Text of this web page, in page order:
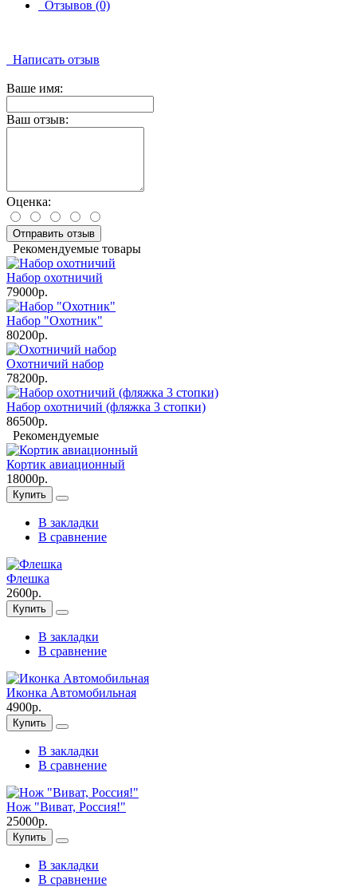
Отзывов (0)
Написать отзыв
Ваше имя:
Ваш отзыв:
Оценка:
Отправить отзыв
Рекомендуемые товары
Набор охотничий
79000р.
Набор "Охотник"
80200р.
Охотничий набор
78200р.
Набор охотничий (фляжка 3 стопки)
86500р.
Рекомендуемые
Кортик авиационный
18000р.
Купить
В закладки
В сравнение
Флешка
2600р.
Купить
В закладки
В сравнение
Иконка Автомобильная
4900р.
Купить
В закладки
В сравнение
Нож "Виват, Россия!"
25000р.
Купить
В закладки
В сравнение